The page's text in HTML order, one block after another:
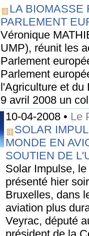
LA BIOMASSE
PARLEMENT
Véronique
UMP), réunit les
Parlement
Parlement
l'Agriculture et du
9 avril 2008 un
10-04-2008 • Le
SOLAR
MONDE EN
SOUTIEN DE
Solar Impulse,
présenté hier
Bruxelles, dans
aviation plus
Veyrac, député